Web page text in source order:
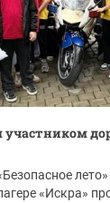
«Искра»